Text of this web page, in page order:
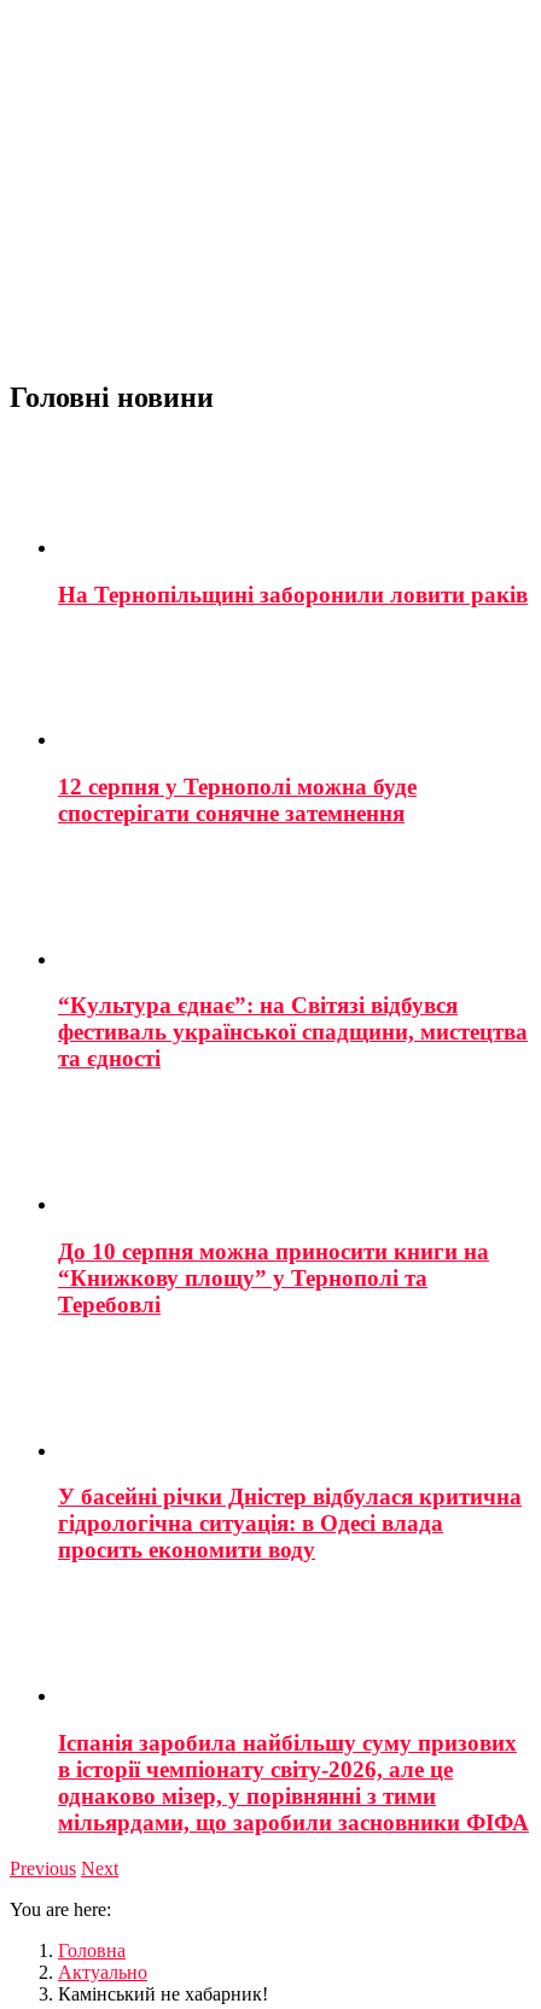
Головні новини
На Тернопільщині заборонили ловити раків
12 серпня у Тернополі можна буде
спостерігати сонячне затемнення
“Культура єднає”: на Світязі відбувся
фестиваль української спадщини, мистецтва
та єдності
До 10 серпня можна приносити книги на
“Книжкову площу” у Тернополі та
Теребовлі
У басейні річки Дністер відбулася критична
гідрологічна ситуація: в Одесі влада
просить економити воду
Іспанія заробила найбільшу суму призових
в історії чемпіонату світу-2026, але це
однаково мізер, у порівнянні з тими
мільярдами, що заробили засновники ФІФА
Previous Next
You are here:
Головна
Актуально
Камінський не хабарник!